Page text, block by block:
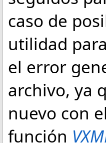
caso de
utilidad
el error
archivo, ya
nuevo con
función